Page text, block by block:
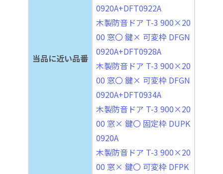
当品に近い品番
0920A+DFT0922A
木製防音ドア T-3 900×20
00 窓〇 鍵× 可変枠 DFGN
0920A+DFT0928A
木製防音ドア T-3 900×20
00 窓〇 鍵× 可変枠 DFGN
0920A+DFT0934A
木製防音ドア T-3 900×20
00 窓× 鍵〇 固定枠 DUPK
0920A
木製防音ドア T-3 900×20
00 窓× 鍵〇 可変枠 DFPK